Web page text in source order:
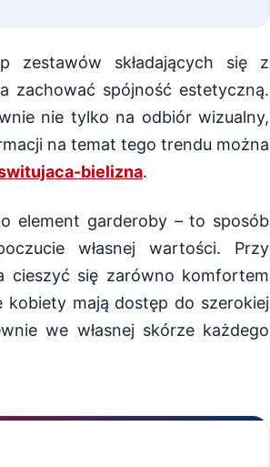
zestawów składających się z
zachować spójność estetyczną.
nie tylko na odbiór wizualny,
na temat tego trendu można
bielizna.
element garderoby – to sposób
własnej wartości. Przy
cieszyć się zarówno komfortem
kobiety mają dostęp do szerokiej
we własnej skórze każdego